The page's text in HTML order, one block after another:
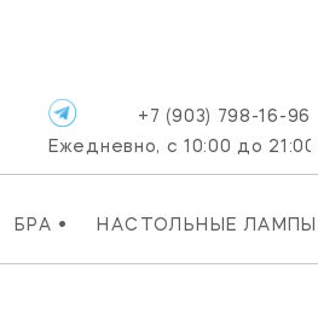
БРА • НАСТОЛЬНЫЕ ЛАМПЫ
+7 (903) 798-16-96
Ежедневно, с 10:00 до 21:00